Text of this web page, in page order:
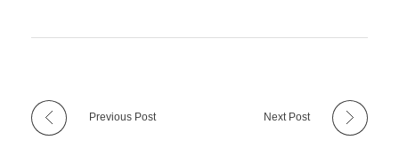
Previous Post Next Post